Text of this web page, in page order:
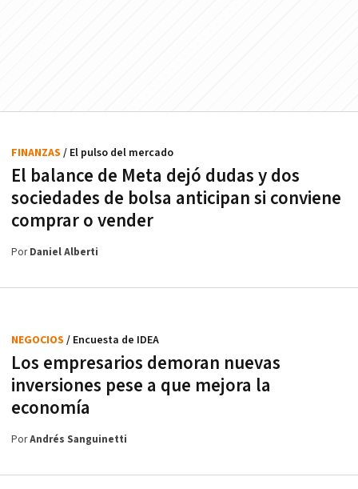
El balance de Meta dejó dudas y dos
sociedades de bolsa anticipan si conviene
comprar o vender
FINANZAS / El pulso del mercado
PorDaniel Alberti
Los empresarios demoran nuevas
inversiones pese a que mejora la
economía
NEGOCIOS / Encuesta de IDEA
PorAndrés Sanguinetti